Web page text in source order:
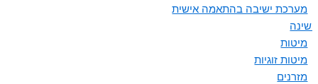
מערכת ישיבה בהתאמה אישית
שינה
מיטות
מיטות זוגיות
מזרנים